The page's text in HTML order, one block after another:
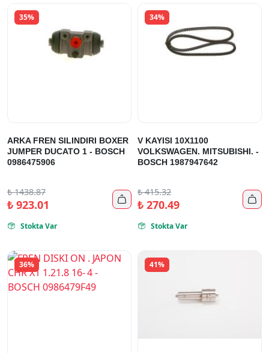
35%
ARKA FREN SILINDIRI BOXER
JUMPER DUCATO 1 - BOSCH
0986475906
₺1438.87
₺923.01 
 Stokta Var
34%
V KAYISI 10X1100
VOLKSWAGEN. MITSUBISHI. -
BOSCH 1987947642
₺415.32
₺270.49 
 Stokta Var
36% 41%